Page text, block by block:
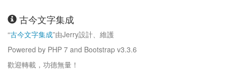
古今文字集成
“古今文字集成”由Jerry設計、維護
Powered by PHP 7 and Bootstrap v3.3.6
歡迎轉載，功德無量！